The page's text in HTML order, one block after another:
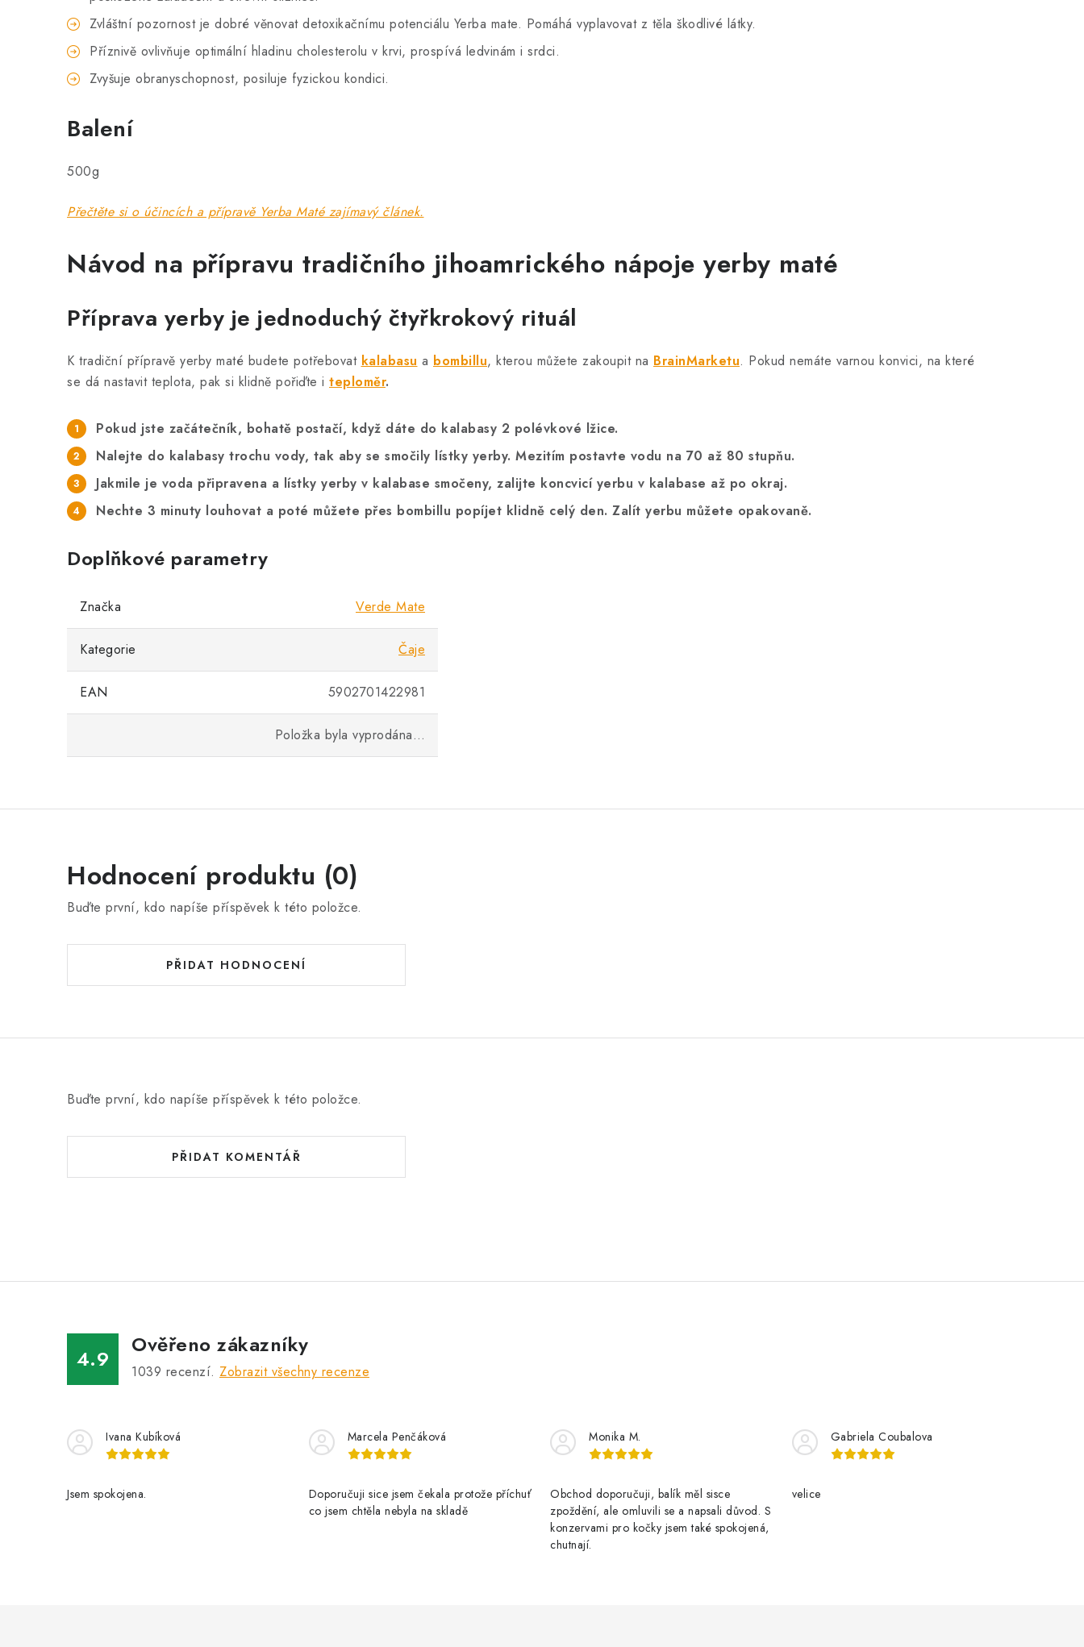
Zvláštní pozornost je dobré věnovat detoxikačnímu potenciálu Yerba mate. Pomáhá vyplavovat z těla škodlivé látky.
Příznivě ovlivňuje optimální hladinu cholesterolu v krvi, prospívá ledvinám i srdci.
Zvyšuje obranyschopnost, posiluje fyzickou kondici.
Balení
500g
Přečtěte si o účincích a přípravě Yerba Maté zajímavý článek.
Návod na přípravu tradičního jihoamrického nápoje yerby maté
Příprava yerby je jednoduchý čtyřkrokový rituál
K tradiční přípravě yerby maté budete potřebovat kalabasu a bombillu, kterou můžete zakoupit na BrainMarketu. Pokud nemáte varnou konvici, na které
se dá nastavit teplota, pak si klidně pořiďte i teploměr.
Pokud jste začátečník, bohatě postačí, když dáte do kalabasy 2 polévkové lžice.
Nalejte do kalabasy trochu vody, tak aby se smočily lístky yerby. Mezitím postavte vodu na 70 až 80 stupňu.
Jakmile je voda připravena a lístky yerby v kalabase smočeny, zalijte koncvicí yerbu v kalabase až po okraj.
Nechte 3 minuty louhovat a poté můžete přes bombillu popíjet klidně celý den. Zalít yerbu můžete opakovaně.
Doplňkové parametry
Značka Verde Mate
Kategorie Čaje
EAN 5902701422981
Položka byla vyprodána…
Hodnocení produktu (0)
Buďte první, kdo napíše příspěvek k této položce.
PŘIDAT HODNOCENÍ
Buďte první, kdo napíše příspěvek k této položce.
PŘIDAT KOMENTÁŘ
4.9
Ověřeno zákazníky
1039 recenzí. Zobrazit všechny recenze
Ivana Kubíková
Jsem spokojena.
Marcela Penčáková
Doporučuji sice jsem čekala protože příchuť
co jsem chtěla nebyla na skladě
Monika M.
Obchod doporučuji, balík měl sisce
zpoždění, ale omluvili se a napsali důvod. S
konzervami pro kočky jsem také spokojená,
chutnají.
Gabriela Coubalova
velice